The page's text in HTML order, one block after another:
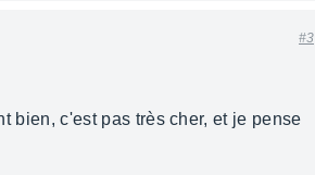
#3
bien, c'est pas très cher, et je pense